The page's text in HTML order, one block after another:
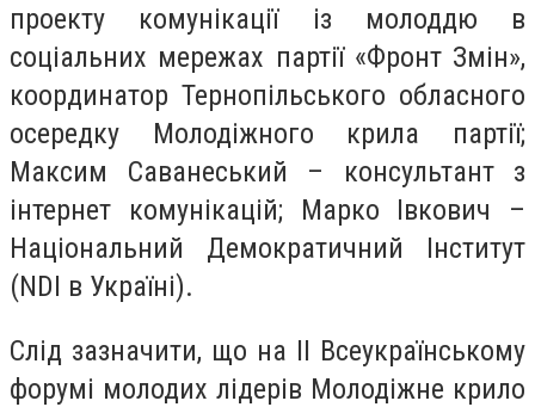
проекту комунікації із молоддю в
соціальних мережах партії «Фронт Змін»,
координатор Тернопільського обласного
осередку Молодіжного крила партії;
Максим Саванеський – консультант з
інтернет комунікацій; Марко Івкович –
Національний Демократичний Інститут
(NDI в Україні).
Слід зазначити, що на ІІ Всеукраїнському
форумі молодих лідерів Молодіжне крило